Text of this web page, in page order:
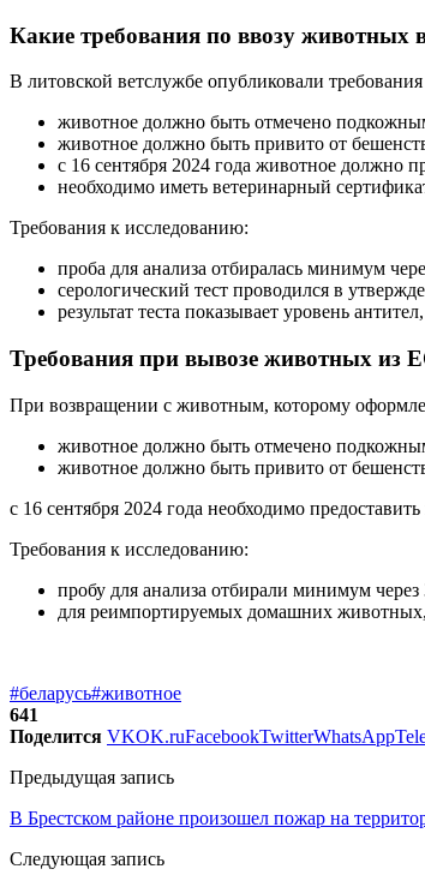
Какие требования по ввозу животных
В литовской ветслужбе опубликовали
животное должно быть отмечено
животное должно быть привито от
с 16 сентября 2024 года животное должно
необходимо иметь ветеринарный
Требования к исследованию:
проба для анализа отбиралась минимум
серологический тест проводился в
результат теста показывает уровень
Требования при вывозе животных из
При возвращении с животным, которому
животное должно быть отмечено
животное должно быть привито от
с 16 сентября 2024 года необходимо
Требования к исследованию:
пробу для анализа отбирали минимум
для реимпортируемых домашних животных,
#беларусь#животное
641
Поделится VKOK.ruFacebookTwitterWhatsApp
Предыдущая запись
В Брестском районе произошел пожар на
Следующая запись